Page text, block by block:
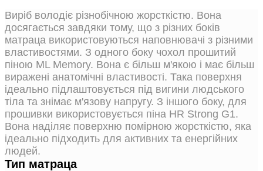
Виріб володіє різнобічною жорсткістю. Вона
досягається завдяки тому, що з різних боків
матраца використовуються наповнювачі з різними
властивостями. З одного боку чохол прошитий
піною ML Memory. Вона є більш м'якою і має більш
виражені анатомічні властивості. Така поверхня
ідеально підлаштовується під вигини людського
тіла та знімає м'язову напругу. З іншого боку, для
прошивки використовується піна HR Strong G1.
Вона наділяє поверхню помірною жорсткістю, яка
ідеально підходить для активних та енергійних
людей.
Тип матраца